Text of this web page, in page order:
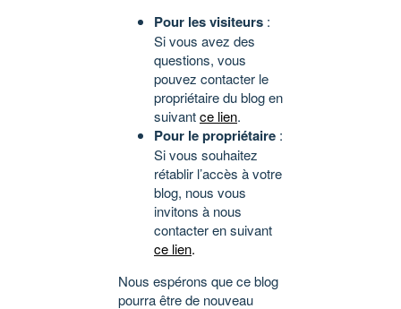
Pour les visiteurs :
Si vous avez des
questions, vous
pouvez contacter le
propriétaire du blog en
suivantce lien.
Pour le propriétaire :
Si vous souhaitez
rétablir l’accès à votre
blog, nous vous
invitons à nous
contacter en suivant
ce lien.
Nous espérons que ce blog
pourra être de nouveau